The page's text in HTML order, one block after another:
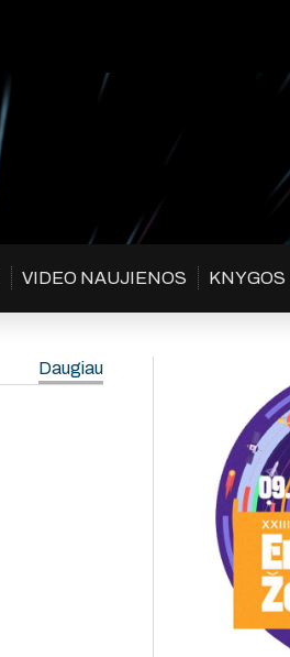
VIDEO NAUJIENOS KNYGOS
Daugiau